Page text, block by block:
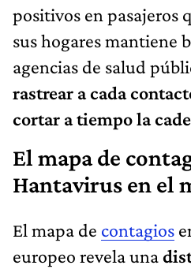
positivos en pasajeros
sus hogares mantiene
agencias de salud
rastrear a cada
cortar a tiempo la
El mapa de
Hantavirus en el
El mapa de contagios
europeo revela una